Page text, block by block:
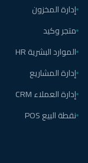
إدارة المخزون
متجر وكيد
الموارد البشرية HR
إدارة المشاريع
إدارة العملاء CRM
نقطة البيع POS